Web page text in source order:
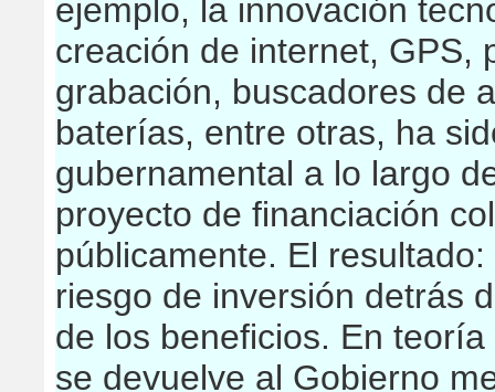
ejemplo, la innovación
creación de internet, GPS,
grabación, buscadores de
baterías, entre otras, ha
gubernamental a lo largo
proyecto de financiación
públicamente. El
riesgo de inversión detrás
de los beneficios. En
se devuelve al Gobierno